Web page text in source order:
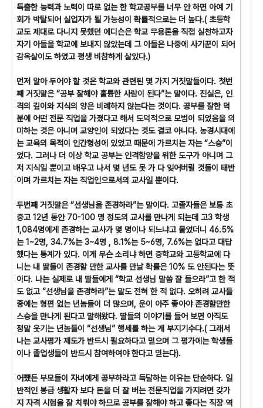
특출한 능력과 노력이 따로 없는 한 학교공부를 너무 안 하면 아예 기
회가 박탈되어 실업자가 될 가능성이 확률적으로는 더 높다.( 초등학
교도 제대로 다니지 못했던 에디슨은 학교 무용론을 직접 실천하고자
자기 아들을 학교에 보내지 않았는데 그 아들은 나중에 사기꾼이 되어
감옥살이도 하였고 평생 비참하게 살았다.)
먼저 알아 두어야 할 것은 학교와 관련된 몇 가지 거짓말들이다. 첫번
째 거짓말은 “공부 잘해야 훌륭한 사람이 된다”는 말이다. 진실은, 인
격의 깊이와 지식의 양은 비례하지 않는다는 것이다. 공부를 잘한 덕
분에 어떤 전문 직업을 가졌다고 해서 도덕적으로 모범이 되었음을 의
미하는 것은 아니며 교양인이 되었다는 것도 결코 아니다. 농경시대에
는 교육의 목적이 인간형성에 있었고 때문에 가르치는 자는 “스승”이
었다. 그러나 더 이상 학교 공부는 인격함양을 위한 도구가 아니며 그
저 지식일 뿐이고 배우고 나서 몇 년도 못 가 다 잊어버릴 것들이 태반
이며 가르치는 자는 직업인으로서의 교사일 뿐이다.
두번째 거짓말은 “선생님을 존경하라”는 말이다. 고졸자들은 보통 초
중고 12년 동안 70-100 명 정도의 교사를 만나게 되는데 고3 학생
1,084명에게 존경하는 교사가 몇 명이나 되느냐고 물었더니 46.5%
는 1~2명, 34.7%는 3~4명 , 8.1%는 5~6명, 7.6%는 없다고 대답
했다는 통계가 있다. 이게 무슨 소리냐 하면 중학교와 고등학교에 다
니는 내 딸들이 존경할 만한 교사를 만날 확률은 10% 도 안된다는 뜻
이다. 나는 실제로 내 딸들에게 “학교 선생님 말씀 잘 들으라”고 한 적
도 없고 “선생님을 존경하라”는 말도 전혀 한 적 없다. 오히려 교사들
중에는 형편 없는 년놈들이 더 많으며, 운이 아주 좋아야 존경할만한
스승을 만나게 된다고 말해왔다. 딸들의 이야기를 들어 보면 아직도
정말 웃기는 년놈들이 “선생님” 행세를 하는 게 부지기수다.( 그래서
나는 교사평가 제도가 반드시 필요하다고 믿으며 그 평가에는 학생들
이나 졸업생들이 반드시 참여하여야 한다고 믿는다).
어쨌든 부모들이 자녀에게 공부하라고 득달하는 이유는 단순하다. 일
반적인 봉급 생활자 보다 돈을 더 잘 버는 전문직업을 가지려면 갖가
지 자격 시험을 잘 치뤄야 하므로 공부를 잘해야 하고 좋다는 직장 역